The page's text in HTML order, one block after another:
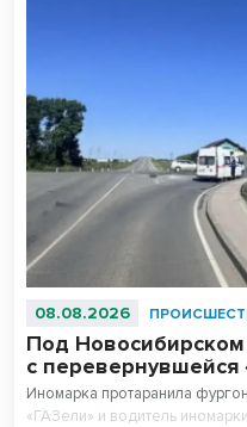
08.08.2026
Под
с перевернувшейся
Иномарка протаранила
«ГАЗели» и водитель